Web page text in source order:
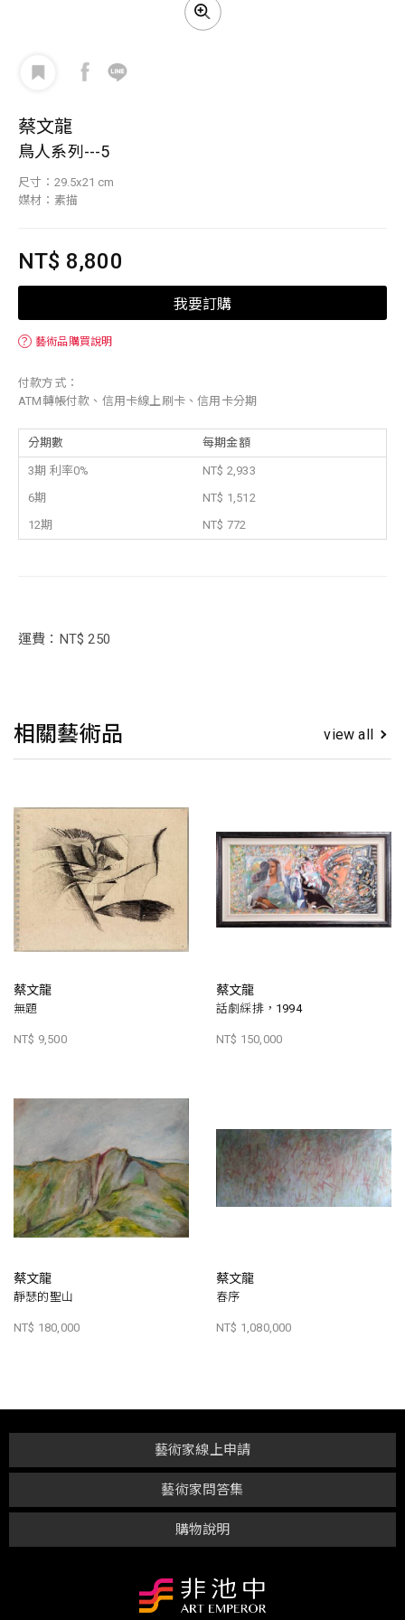
蔡文龍
鳥人系列---5
尺寸：29.5x21 cm
媒材：素描
NT$ 8,800
我要訂購
？ 藝術品購買說明
付款方式：
ATM轉帳付款、信用卡線上刷卡、信用卡分期
分期數 每期金額
3期 利率0%
NT$ 2,933
6期
NT$ 1,512
12期
NT$ 772
運費：NT$ 250
相關藝術品 view all
蔡文龍
無題
NT$ 9,500
蔡文龍
話劇綵排，1994
NT$ 150,000
蔡文龍
靜瑟的聖山
NT$ 180,000
蔡文龍
春序
NT$ 1,080,000
購物說明
藝術家問答集
藝術家線上申請